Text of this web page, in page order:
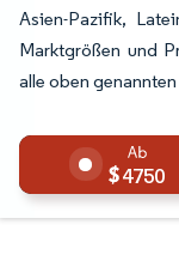
Asien-Pazifik,
Marktgrößen und
alle oben
4750